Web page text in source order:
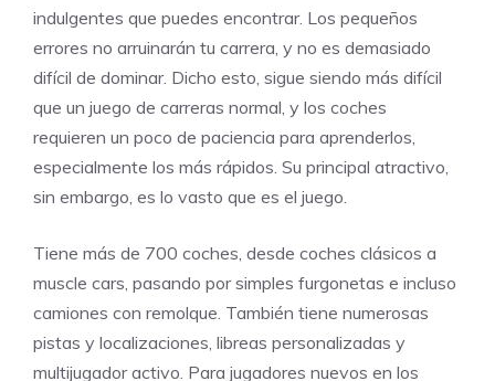
indulgentes que puedes encontrar. Los pequeños
errores no arruinarán tu carrera, y no es demasiado
difícil de dominar. Dicho esto, sigue siendo más difícil
que un juego de carreras normal, y los coches
requieren un poco de paciencia para aprenderlos,
especialmente los más rápidos. Su principal atractivo,
sin embargo, es lo vasto que es el juego.
Tiene más de 700 coches, desde coches clásicos a
muscle cars, pasando por simples furgonetas e incluso
camiones con remolque. También tiene numerosas
pistas y localizaciones, libreas personalizadas y
multijugador activo. Para jugadores nuevos en los